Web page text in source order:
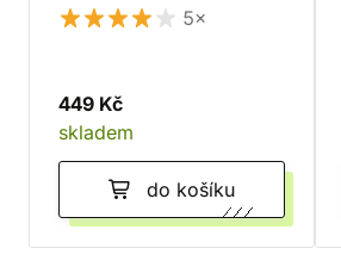
5×
449 Kč
skladem
do košíku